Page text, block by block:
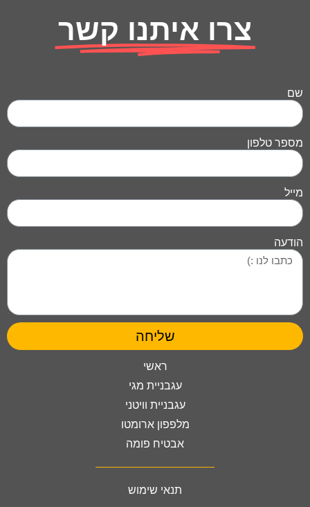
צרו איתנו קשר
שם
מספר טלפון
מייל
הודעה
שליחה
ראשי
עגבניית מגי
עגבניית וויטני
מלפפון ארומטו
אבטיח פומה
תנאי שימוש